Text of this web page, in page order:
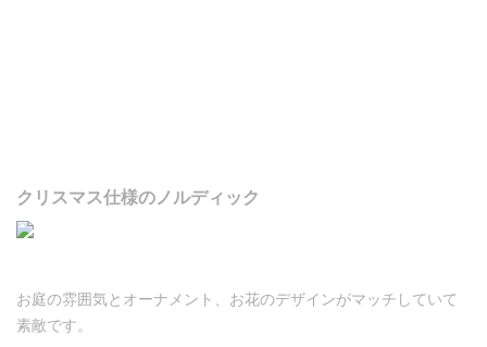
クリスマス仕様のノルディック
お庭の雰囲気とオーナメント、お花のデザインがマッチしていて
素敵です。